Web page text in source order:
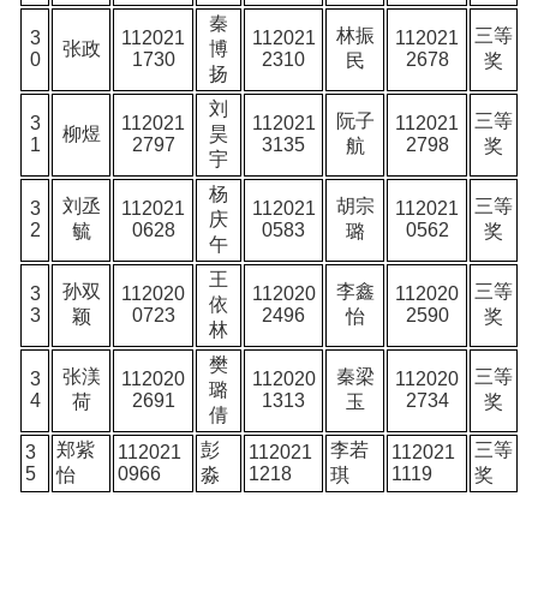
3
0
张政
112021
1730
秦
博
扬
112021
2310
林振
民
112021
2678
三等
奖
3
1
柳煜
112021
2797
刘
昊
宇
112021
3135
阮子
航
112021
2798
三等
奖
3
2
刘丞
毓
112021
0628
杨
庆
午
112021
0583
胡宗
璐
112021
0562
三等
奖
3
3
孙双
颖
112020
0723
王
依
林
112020
2496
李鑫
怡
112020
2590
三等
奖
3
4
张渼
荷
112020
2691
樊
璐
倩
112020
1313
秦梁
玉
112020
2734
三等
奖
3
5
郑紫
怡
112021
0966
彭
淼
112021
1218
李若
琪
112021
1119
三等
奖